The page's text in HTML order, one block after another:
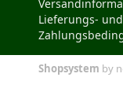
Lieferungs- und
Shopsystem by